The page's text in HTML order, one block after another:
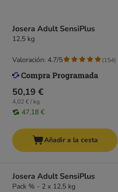
Josera Adult SensiPlus
12,5 kg
50,19 €
4,02 € / kg
47,18 €
Valoración: 4.7/5 (154)
Añadir a la cesta
Josera Adult SensiPlus
Pack % - 2 x 12,5 kg